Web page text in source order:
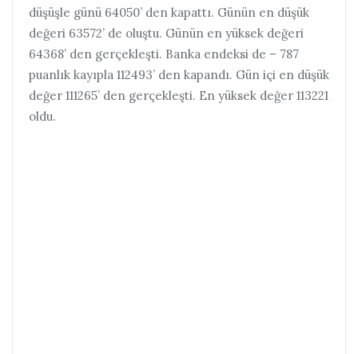
düşüşle günü 64050’ den kapattı. Günün en düşük
değeri 63572’ de oluştu. Günün en yüksek değeri
64368’ den gerçekleşti. Banka endeksi de – 787
puanlık kayıpla 112493’ den kapandı. Gün içi en düşük
değer 111265’ den gerçekleşti. En yüksek değer 113221
oldu.